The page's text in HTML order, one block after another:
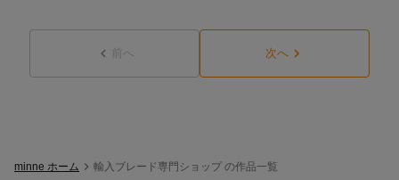
前へ 次へ
minne ホーム 輸入ブレード専門ショップ の作品一覧